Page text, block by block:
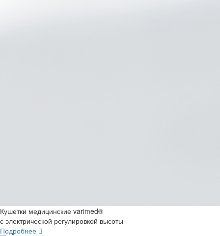
Кушетки медицинские varimed®
с электрической регулировкой высоты
Подробнее